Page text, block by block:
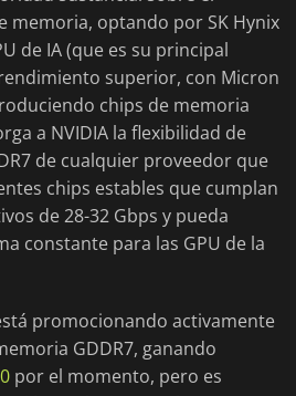
memoria, optando por SK Hynix
de IA (que es su principal
superior, con Micron
chips de memoria
a NVIDIA la flexibilidad de
de cualquier proveedor que
chips estables que cumplan
de 28-32 Gbps y pueda
constante para las GPU de la
promocionando activamente
GDDR7, ganando
por el momento, pero es